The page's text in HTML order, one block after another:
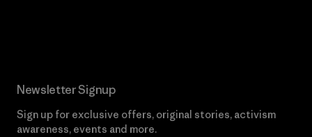
Newsletter Signup
Sign up for exclusive offers, original stories, activism
awareness, events and more.